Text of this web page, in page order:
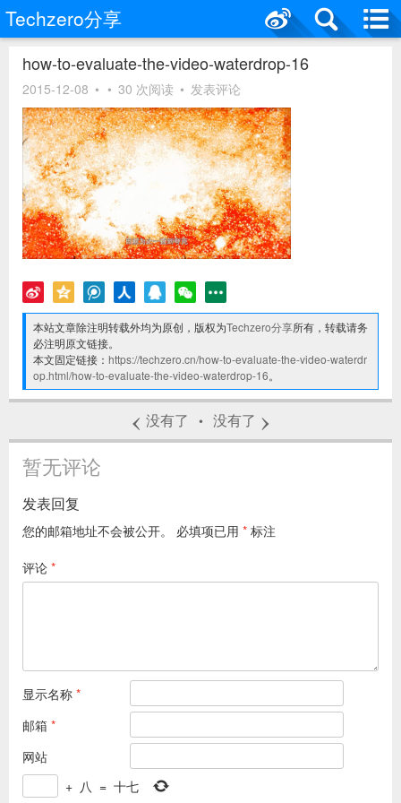
Techzero分享
how-to-evaluate-the-video-waterdrop-16
2015-12-08 • • 30 次阅读 • 发表评论
本站文章除注明转载外均为原创，版权为Techzero分享所有，转载请务
必注明原文链接。
本文固定链接：https://techzero.cn/how-to-evaluate-the-video-waterdr
op.html/how-to-evaluate-the-video-waterdrop-16。
‹ 没有了 • 没有了 ›
暂无评论
发表回复
您的邮箱地址不会被公开。 必填项已用 * 标注
评论 *
显示名称 *
邮箱 *
网站
+ 八 = 十七